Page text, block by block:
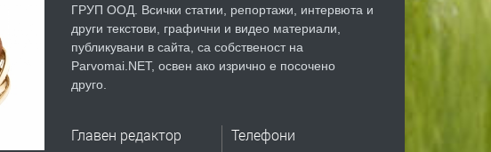
ГРУП ООД. Всички статии, репортажи, интервюта и
други текстови, графични и видео материали,
публикувани в сайта, са собственост на
Parvomai.NET, освен ако изрично е посочено
друго.
Главен редактор Телефони